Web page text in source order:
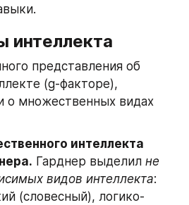
интеллекта
представления об
(g-факторе),
о множественных видах
интеллекта
Гарднер выделил не
видов интеллекта:
(словесный), логико-